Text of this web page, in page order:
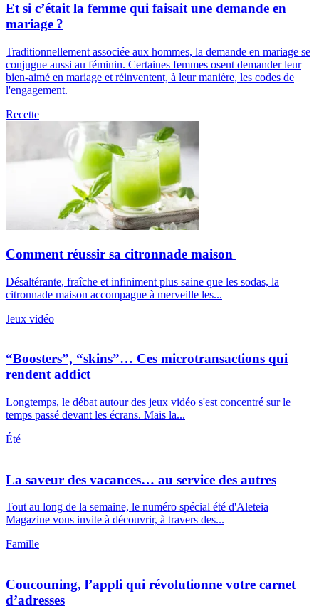
Et si c’était la femme qui faisait une demande en
mariage ?
Traditionnellement associée aux hommes, la demande en mariage se
conjugue aussi au féminin. Certaines femmes osent demander leur
bien-aimé en mariage et réinventent, à leur manière, les codes de
l'engagement.
Recette
Comment réussir sa citronnade maison
Désaltérante, fraîche et infiniment plus saine que les sodas, la
citronnade maison accompagne à merveille les...
Jeux vidéo
“Boosters”, “skins”… Ces microtransactions qui
rendent addict
Longtemps, le débat autour des jeux vidéo s'est concentré sur le
temps passé devant les écrans. Mais la...
Été
La saveur des vacances… au service des autres
Tout au long de la semaine, le numéro spécial été d'Aleteia
Magazine vous invite à découvrir, à travers des...
Famille
Coucouning, l’appli qui révolutionne votre carnet
d’adresses